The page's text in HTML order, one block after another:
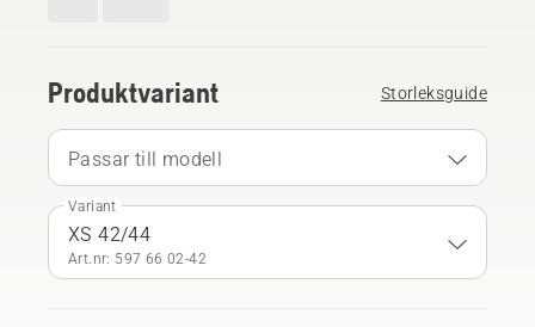
Produktvariant Storleksguide
Passar till modell
Variant
XS 42/44
Art.nr: 597 66 02‑42